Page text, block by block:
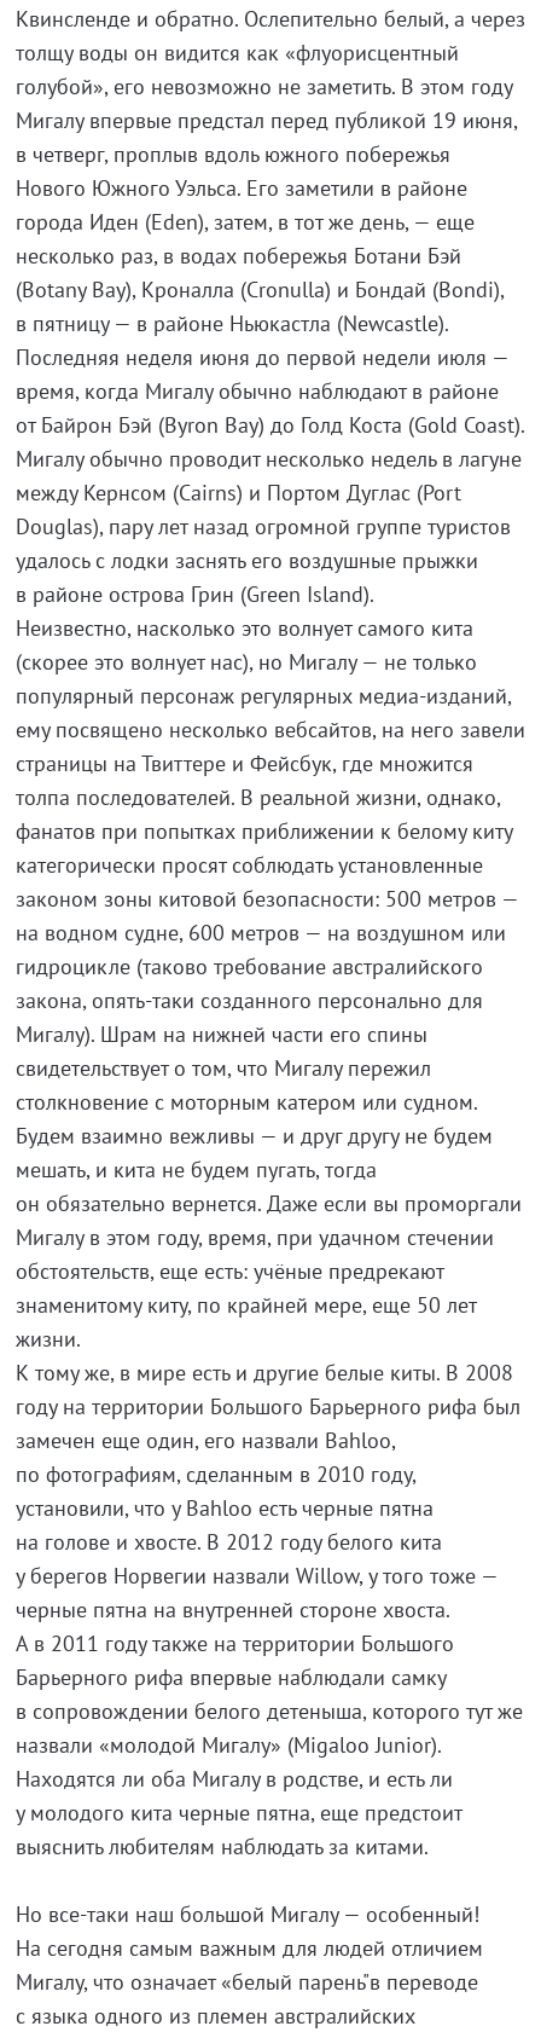
Квинсленде и обратно. Ослепительно белый, а через
толщу воды он видится как «флуорисцентный
голубой», его невозможно не заметить. В этом году
Мигалу впервые предстал перед публикой 19 июня,
в четверг, проплыв вдоль южного побережья
Нового Южного Уэльса. Его заметили в районе
города Иден (Eden), затем, в тот же день, — еще
несколько раз, в водах побережья Ботани Бэй
(Botany Bay), Кроналла (Cronulla) и Бондай (Bondi),
в пятницу — в районе Ньюкастла (Newcastle).
Последняя неделя июня до первой недели июля —
время, когда Мигалу обычно наблюдают в районе
от Байрон Бэй (Byron Bay) до Голд Коста (Gold Coast).
Мигалу обычно проводит несколько недель в лагуне
между Кернсом (Cairns) и Портом Дуглас (Port
Douglas), пару лет назад огромной группе туристов
удалось c лодки заснять его воздушные прыжки
в районе острова Грин (Green Island).
Неизвестно, насколько это волнует самого кита
(скорее это волнует нас), но Мигалу — не только
популярный персонаж регулярных медиа-изданий,
ему посвящено несколько вебсайтов, на него завели
страницы на Твиттере и Фейсбук, где множится
толпа последователей. В реальной жизни, однако,
фанатов при попытках приближении к белому киту
категорически просят соблюдать установленные
законом зоны китовой безопасности: 500 метров —
на водном судне, 600 метров — на воздушном или
гидроцикле (таково требование австралийского
закона, опять-таки созданного персонально для
Мигалу). Шрам на нижней части его спины
свидетельствует о том, что Мигалу пережил
столкновение с моторным катером или судном.
Будем взаимно вежливы — и друг другу не будем
мешать, и кита не будем пугать, тогда
он обязательно вернется. Даже если вы проморгали
Мигалу в этом году, время, при удачном стечении
обстоятельств, еще есть: учёные предрекают
знаменитому киту, по крайней мере, еще 50 лет
жизни.
К тому же, в мире есть и другие белые киты. В 2008
году на территории Большого Барьерного рифа был
замечен еще один, его назвали Bahloo,
по фотографиям, сделанным в 2010 году,
установили, что у Bahloo есть черные пятна
на голове и хвосте. В 2012 году белого кита
у берегов Норвегии назвали Willow, у того тоже —
черные пятна на внутренней стороне хвоста.
А в 2011 году также на территории Большого
Барьерного рифа впервые наблюдали самку
в сопровождении белого детеныша, которого тут же
назвали «молодой Мигалу» (Migaloo Junior).
Находятся ли оба Мигалу в родстве, и есть ли
у молодого кита черные пятна, еще предстоит
выяснить любителям наблюдать за китами.
Но все-таки наш большой Мигалу — особенный!
На сегодня самым важным для людей отличием
Мигалу, что означает «белый парень"в переводе
с языка одного из племен австралийских